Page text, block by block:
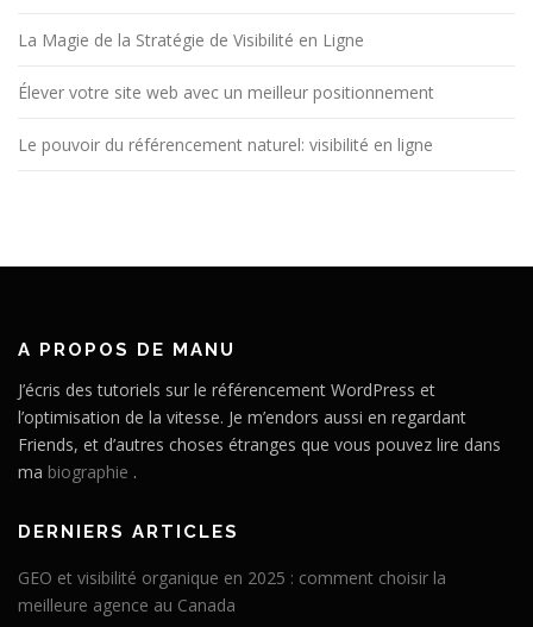
La Magie de la Stratégie de Visibilité en Ligne
Élever votre site web avec un meilleur positionnement
Le pouvoir du référencement naturel: visibilité en ligne
A PROPOS DE MANU
J’écris des tutoriels sur le référencement WordPress et
l’optimisation de la vitesse. Je m’endors aussi en regardant
Friends, et d’autres choses étranges que vous pouvez lire dans
ma biographie .
DERNIERS ARTICLES
GEO et visibilité organique en 2025 : comment choisir la
meilleure agence au Canada